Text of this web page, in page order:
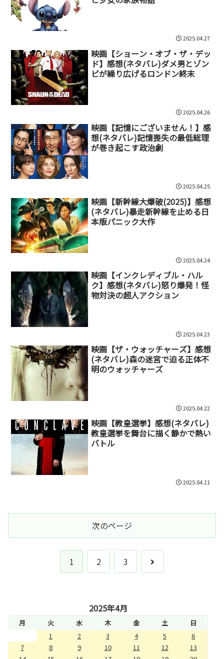
2025.04.27
映画【ショーン・オブ・ザ・デッ
ド】感想(ネタバレ)ダメ男とゾン
ビが繰り広げるロンドン終末
2025.04.26
映画【記憶にございません！】感
想(ネタバレ)記憶喪失の最低総理
が巻き起こす政治劇
2025.04.25
映画【新幹線大爆破(2025)】感想
(ネタバレ)暴走新幹線を止める日
本版パニック大作
2025.04.24
映画【インクレディブル・ハル
ク】感想(ネタバレ)怒り爆発！怪
物対決の超人アクション
2025.04.23
映画【ザ・ウォッチャーズ】感想
(ネタバレ)森の迷宮で迫る正体不
明のウォッチャーズ
2025.04.22
映画【教皇選挙】感想(ネタバレ)
教皇選挙を舞台に描く静かで熱い
バトル
2025.04.21
次のページ
1 2 3
次
2025年4月
月 火 水 木 金 土
日
1
2 3 4 5
6
7
8 9 10 11 12
13